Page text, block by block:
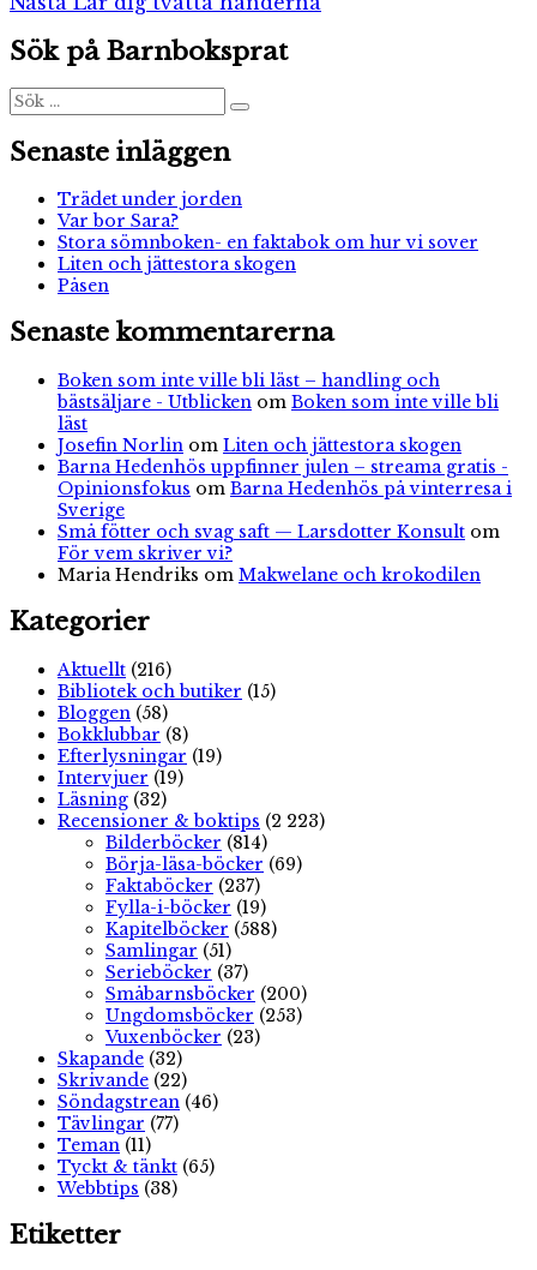
Sök på Barnboksprat
Sök
efter:
Sök
Senaste inläggen
Trädet under jorden
Var bor Sara?
Stora sömnboken- en faktabok om hur vi sover
Liten och jättestora skogen
Påsen
Senaste kommentarerna
Boken som inte ville bli läst – handling och
bästsäljare - Utblicken om Boken som inte ville bli
läst
Josefin Norlin om Liten och jättestora skogen
Barna Hedenhös uppfinner julen – streama gratis -
Opinionsfokus om Barna Hedenhös på vinterresa i
Sverige
Små fötter och svag saft — Larsdotter Konsult om
För vem skriver vi?
Maria Hendriks om Makwelane och krokodilen
Kategorier
Aktuellt (216)
Bibliotek och butiker (15)
Bloggen (58)
Bokklubbar (8)
Efterlysningar (19)
Intervjuer (19)
Läsning (32)
Recensioner & boktips (2 223)
Bilderböcker (814)
Börja-läsa-böcker (69)
Faktaböcker (237)
Fylla-i-böcker (19)
Kapitelböcker (588)
Samlingar (51)
Serieböcker (37)
Småbarnsböcker (200)
Ungdomsböcker (253)
Vuxenböcker (23)
Skapande (32)
Skrivande (22)
Söndagstrean (46)
Tävlingar (77)
Teman (11)
Tyckt & tänkt (65)
Webbtips (38)
Etiketter